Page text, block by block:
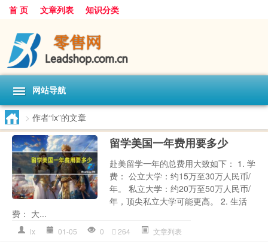
首 页 文章列表 知识分类
网站导航
> 作者“lx”的文章
留学美国一年费用要多少
赴美留学一年的总费用大致如下： 1. 学
费： 公立大学：约15万至30万人民币/
年。 私立大学：约20万至50万人民币/
年，顶尖私立大学可能更高。 2. 生活
费： 大...
lx 01-05 0 264 文章列表